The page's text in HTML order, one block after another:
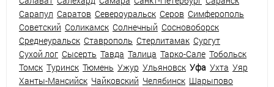
Сарапул Саратов Североуральск Серов Симферополь
Советский Соликамск Солнечный Сосновоборск
Среднеуральск Ставрополь Стерлитамак Сургут
Сухой лог Сысерть Тавда Талица Тарко-Сале Тобольск
Томск Туринск Тюмень Ужур Ульяновск Уфа Ухта Уяр
Ханты-Мансийск Чайковский Челябинск Шарыпово